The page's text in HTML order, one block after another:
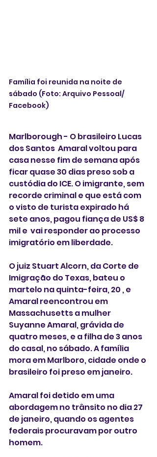
Família foi reunida na noite de
sábado (Foto: Arquivo Pessoal/
Facebook)
Marlborough - O brasileiro Lucas
dos Santos  Amaral voltou para
casa nesse fim de semana após
ficar quase 30 dias preso sob a
custódia do ICE. O imigrante, sem
recorde criminal e que está com
o visto de turista expirado há
sete anos, pagou fiança de US$ 8
mil e  vai responder ao processo
imigratório em liberdade.
O juiz Stuart Alcorn, da Corte de
Imigração do Texas, bateu o
martelo na quinta-feira, 20 , e
Amaral reencontrou em
Massachusetts a mulher
Suyanne Amaral, grávida de
quatro meses, e a filha de 3 anos
do casal, no sábado. A família
mora em Marlboro, cidade onde o
brasileiro foi preso em janeiro.
Amaral foi detido em uma
abordagem no trânsito no dia 27
de janeiro, quando os agentes
federais procuravam por outro
homem.